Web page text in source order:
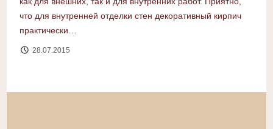
что для внутренней отделки стен декоративный кирпич
практически…
28.07.2015